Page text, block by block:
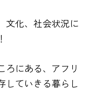
文化、社会状況に
ろにある、アフリ
していきる暮らし